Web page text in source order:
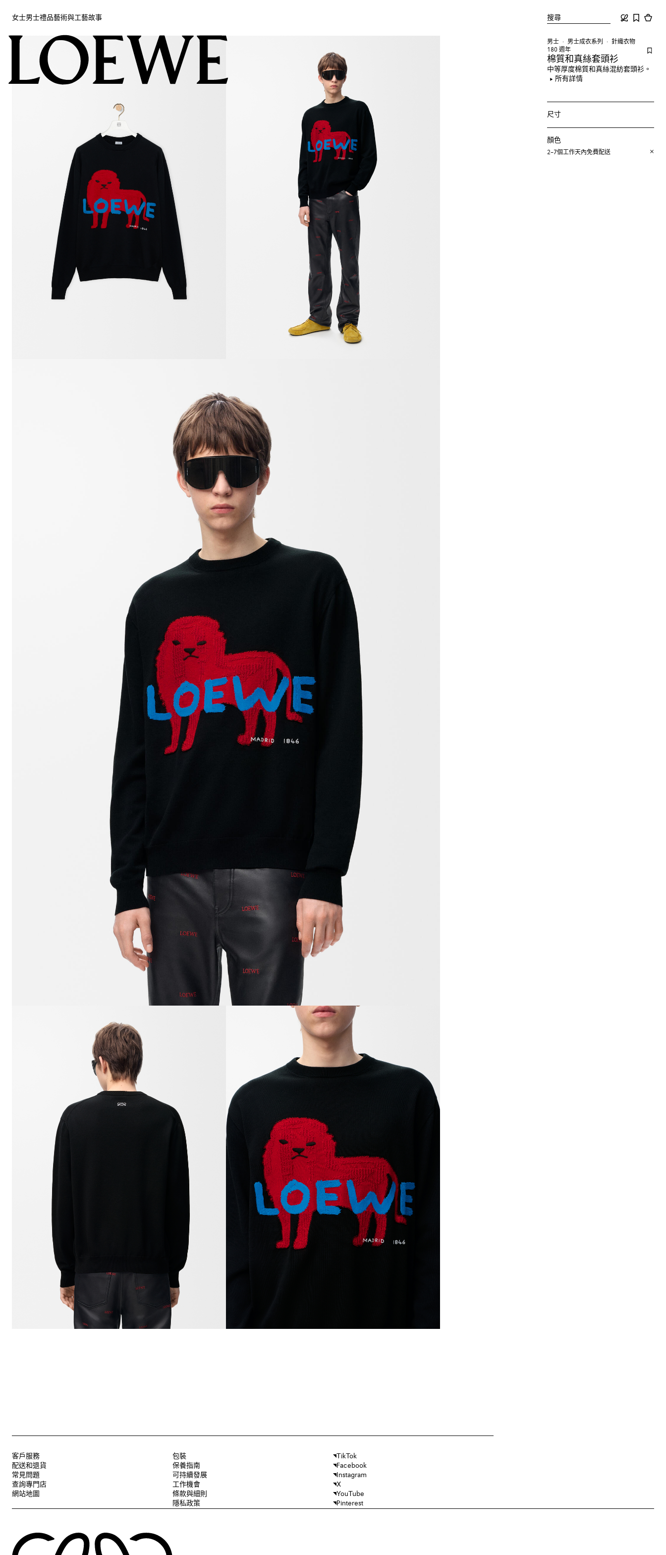
女士男士禮品藝術與工藝故事 搜尋
女士
藝術與工藝
男士 男士成衣系列
針織衣物
180 週年
棉質和真絲套頭衫
中等厚度棉質和真絲混紡套頭衫。
所有詳情
尺寸
顏色
2–7個工作天內免費配送
客戶服務
配送和退貨
常見問題
查詢專門店
網站地圖
包裝
保養指南
可持續發展
工作機會
條款與細則
隱私政策
TikTok
Facebook
Instagram
X
YouTube
Pinterest